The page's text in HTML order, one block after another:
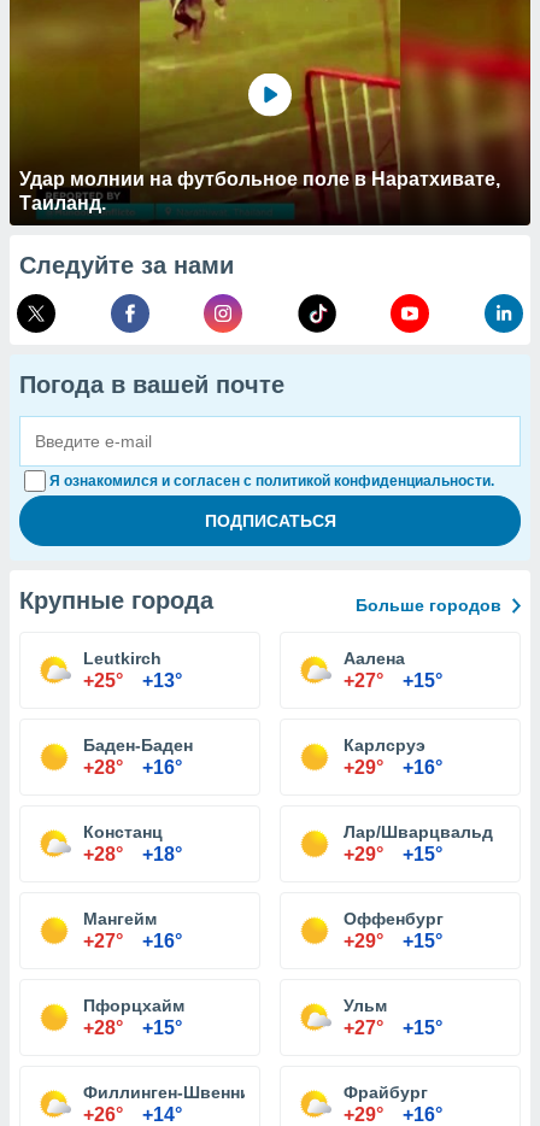
Удар молнии на футбольное поле в Наратхивате,
Таиланд.
Следуйте за нами
Погода в вашей почте
Я ознакомился и согласен с политикой конфиденциальности.
Крупные города Больше городов
Leutkirch
+25° +13°
Аалена
+27° +15°
Баден-Баден
+28° +16°
Карлсруэ
+29° +16°
Констанц
+28° +18°
Лар/Шварцвальд
+29° +15°
Мангейм
+27° +16°
Оффенбург
+29° +15°
Пфорцхайм
+28° +15°
Ульм
+27° +15°
Филлинген-Швеннинген
+26° +14°
Фрайбург
+29° +16°